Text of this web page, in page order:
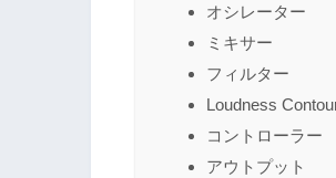
オシレーター
ミキサー
フィルター
Loudness
コントローラー
アウトプット